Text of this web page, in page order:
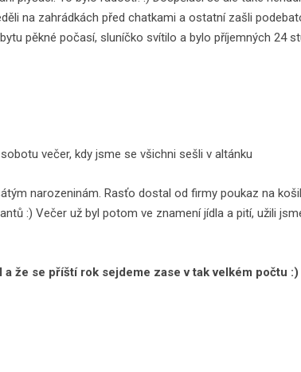
na zahrádkách před chatkami a ostatní zašli
pěkné počasí, sluníčko svítilo a bylo příjemných 24
večer, kdy jsme se všichni sešli v altánku
narozeninám. Rasťo dostal od firmy poukaz na
:) Večer už byl potom ve znamení jídla a pití, užili
že se příští rok sejdeme zase v tak velkém počtu :)